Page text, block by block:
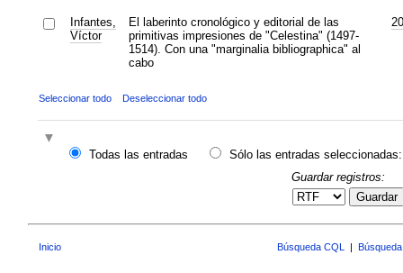
Infantes,
Víctor
El laberinto cronológico y editorial de las
primitivas impresiones de "Celestina" (1497-
1514). Con una "marginalia bibliographica" al
cabo
Seleccionar todo Deseleccionar todo
Todas las entradas
Sólo las entradas seleccionadas:
Guardar registros:
Guardar
Inicio Búsqueda CQL